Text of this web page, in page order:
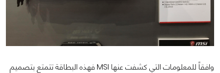
وافقاً للمعلومات التي كشفت عنها MSI فهذه البطاقة تتمتع بتصميم